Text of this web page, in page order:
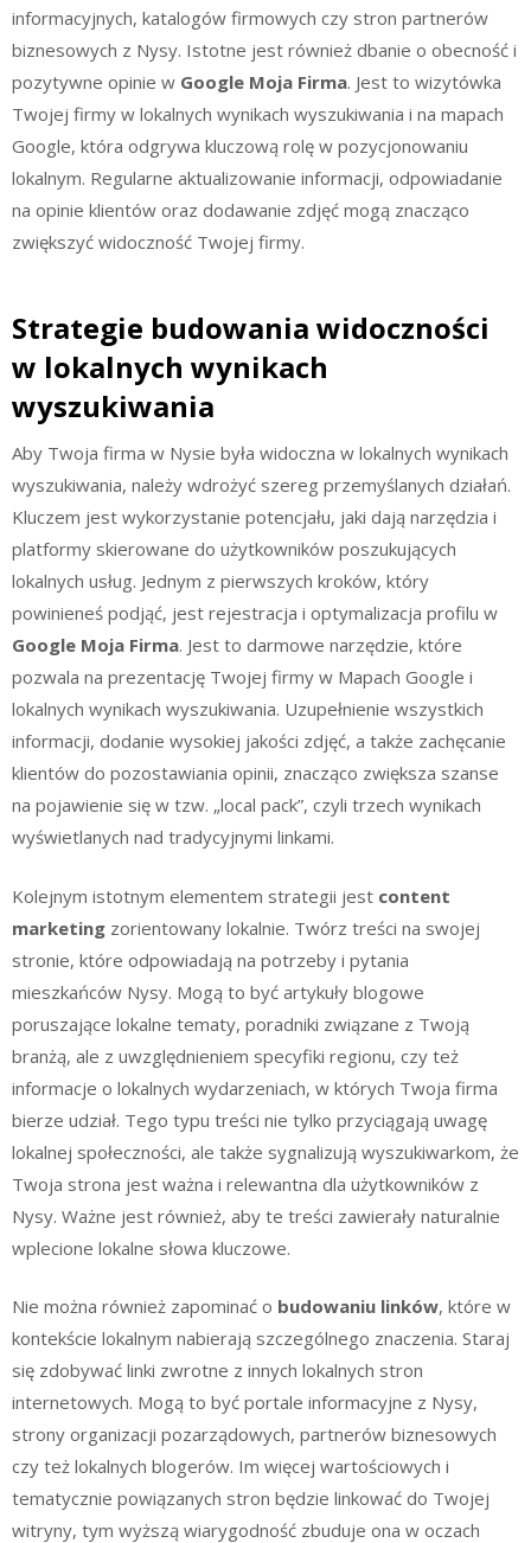
informacyjnych, katalogów firmowych czy stron partnerów
biznesowych z Nysy. Istotne jest również dbanie o obecność i
pozytywne opinie w Google Moja Firma. Jest to wizytówka
Twojej firmy w lokalnych wynikach wyszukiwania i na mapach
Google, która odgrywa kluczową rolę w pozycjonowaniu
lokalnym. Regularne aktualizowanie informacji, odpowiadanie
na opinie klientów oraz dodawanie zdjęć mogą znacząco
zwiększyć widoczność Twojej firmy.
Strategie budowania widoczności
w lokalnych wynikach
wyszukiwania
Aby Twoja firma w Nysie była widoczna w lokalnych wynikach
wyszukiwania, należy wdrożyć szereg przemyślanych działań.
Kluczem jest wykorzystanie potencjału, jaki dają narzędzia i
platformy skierowane do użytkowników poszukujących
lokalnych usług. Jednym z pierwszych kroków, który
powinieneś podjąć, jest rejestracja i optymalizacja profilu w
Google Moja Firma. Jest to darmowe narzędzie, które
pozwala na prezentację Twojej firmy w Mapach Google i
lokalnych wynikach wyszukiwania. Uzupełnienie wszystkich
informacji, dodanie wysokiej jakości zdjęć, a także zachęcanie
klientów do pozostawiania opinii, znacząco zwiększa szanse
na pojawienie się w tzw. „local pack”, czyli trzech wynikach
wyświetlanych nad tradycyjnymi linkami.
Kolejnym istotnym elementem strategii jest content
marketing zorientowany lokalnie. Twórz treści na swojej
stronie, które odpowiadają na potrzeby i pytania
mieszkańców Nysy. Mogą to być artykuły blogowe
poruszające lokalne tematy, poradniki związane z Twoją
branżą, ale z uwzględnieniem specyfiki regionu, czy też
informacje o lokalnych wydarzeniach, w których Twoja firma
bierze udział. Tego typu treści nie tylko przyciągają uwagę
lokalnej społeczności, ale także sygnalizują wyszukiwarkom, że
Twoja strona jest ważna i relewantna dla użytkowników z
Nysy. Ważne jest również, aby te treści zawierały naturalnie
wplecione lokalne słowa kluczowe.
Nie można również zapominać o budowaniu linków, które w
kontekście lokalnym nabierają szczególnego znaczenia. Staraj
się zdobywać linki zwrotne z innych lokalnych stron
internetowych. Mogą to być portale informacyjne z Nysy,
strony organizacji pozarządowych, partnerów biznesowych
czy też lokalnych blogerów. Im więcej wartościowych i
tematycznie powiązanych stron będzie linkować do Twojej
witryny, tym wyższą wiarygodność zbuduje ona w oczach